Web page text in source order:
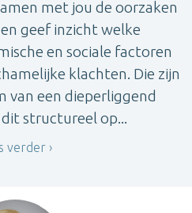
met jou de oorzaken
geef inzicht welke
en sociale factoren
klachten. Die zijn
van een dieperliggend
structureel op...
verder